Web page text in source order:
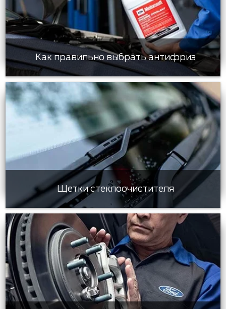
Как правильно выбрать антифриз
Щетки стеклоочистителя